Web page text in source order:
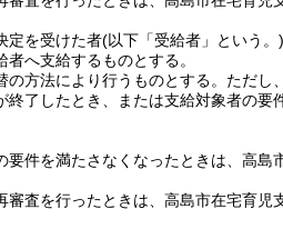
定を受けた者(以下「受給者」という。)
へ支給するものとする。
方法により行うものとする。 ただし
了したとき、または支給対象者の要
要件を満たさなくなったときは、高島
審査を行ったときは、高島市在宅育児